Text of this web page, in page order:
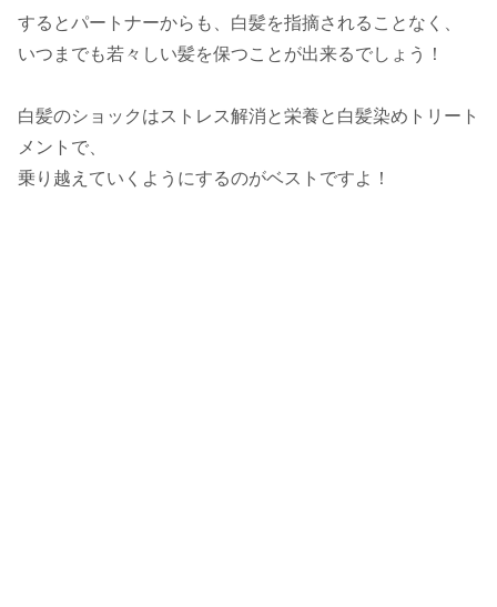
するとパートナーからも、白髪を指摘されることなく、
いつまでも若々しい髪を保つことが出来るでしょう！
白髪のショックはストレス解消と栄養と白髪染めトリート
メントで、
乗り越えていくようにするのがベストですよ！